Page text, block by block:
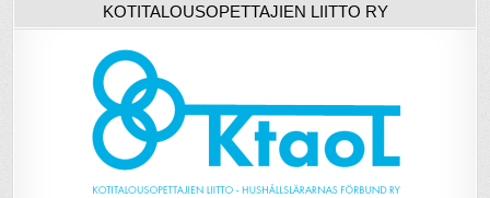
KOTITALOUSOPETTAJIEN LIITTO RY